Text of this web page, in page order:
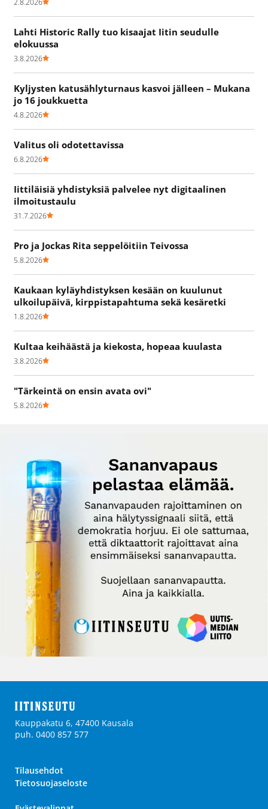
Lahti Historic Rally tuo kisaajat Iitin seudulle
elokuussa
3.8.2026
Kyljysten katusählyturnaus kasvoi jälleen – Mukana
jo 16 joukkuetta
4.8.2026
Valitus oli odotettavissa
6.8.2026
Iittiläisiä yhdistyksiä palvelee nyt digitaalinen
ilmoitustaulu
31.7.2026
Pro ja Jockas Rita seppelöitiin Teivossa
5.8.2026
Kaukaan kyläyhdistyksen kesään on kuulunut
ulkoilupäivä, kirppistapahtuma sekä kesäretki
1.8.2026
Kultaa keihäästä ja kiekosta, hopeaa kuulasta
3.8.2026
"Tärkeintä on ensin avata ovi"
5.8.2026
Kauppakatu 6, 47400 Kausala
puh. 0400 857 577
Tilausehdot
Tietosuojaseloste